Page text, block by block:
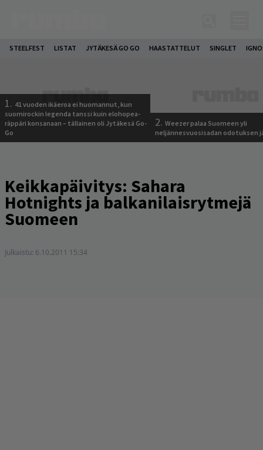
STEELFEST LISTAT JYTÄKESÄ GO GO HAASTATTELUT SINGLET
1. 41 vuoden ikäeroa ei huomannut, kun
suomirockin legenda tanssi kuin elohopea-
räppäri konsanaan – tällainen oli Jytäkesä Go-
Go
2. Weezer palaa Suomeen yli
neljännesvuosisadan odotuksen
Keikkapäivitys: Sahara
Hotnights ja balkanilaisrytmejä
Suomeen
Julkaistu: 6.10.2011 15:34